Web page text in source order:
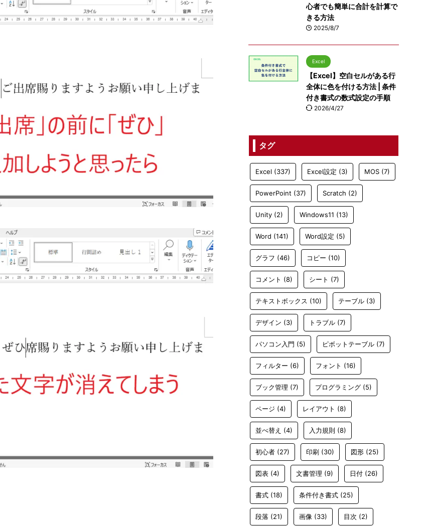
心者でも簡単に合計を計算で
きる方法
2025/8/7
Excel
【Excel】空白セルがある行
全体に色を付ける方法 | 条件
付き書式の数式設定の手順
2026/4/27
タグ
Excel (337) Excel設定 (3) MOS (7)
PowerPoint (37) Scratch (2)
Unity (2) Windows11 (13)
Word (141) Word設定 (5)
グラフ (46) コピー (10)
コメント (8) シート (7)
テキストボックス (10) テーブル (3)
デザイン (3) トラブル (7)
パソコン入門 (5) ピボットテーブル (7)
フィルター (6) フォント (16)
ブック管理 (7) プログラミング (5)
ページ (4) レイアウト (8)
並べ替え (4) 入力規則 (8)
初心者 (27) 印刷 (30) 図形 (25)
図表 (4) 文書管理 (9) 日付 (26)
書式 (18) 条件付き書式 (25)
段落 (21) 画像 (33) 目次 (2)